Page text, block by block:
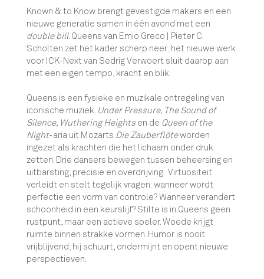
Known & to Know brengt gevestigde makers en een
nieuwe generatie samen in één avond met een
double bill. Queens van Emio Greco | Pieter C.
Scholten zet het kader scherp neer; het nieuwe werk
voor ICK-Next van Sedrig Verwoert sluit daarop aan
met een eigen tempo, kracht en blik.
Queens is een fysieke en muzikale ontregeling van
iconische muziek. Under Pressure, The Sound of
Silence, Wuthering Heightsen de Queen of the
Night-aria uit Mozarts Die Zauberflöteworden
ingezet als krachten die het lichaam onder druk
zetten. Drie dansers bewegen tussen beheersing en
uitbarsting, precisie en overdrijving. Virtuositeit
verleidt en stelt tegelijk vragen: wanneer wordt
perfectie een vorm van controle? Wanneer verandert
schoonheid in een keurslijf? Stilte is in Queens geen
rustpunt, maar een actieve speler. Woede krijgt
ruimte binnen strakke vormen. Humor is nooit
vrijblijvend; hij schuurt, ondermijnt en opent nieuwe
perspectieven.